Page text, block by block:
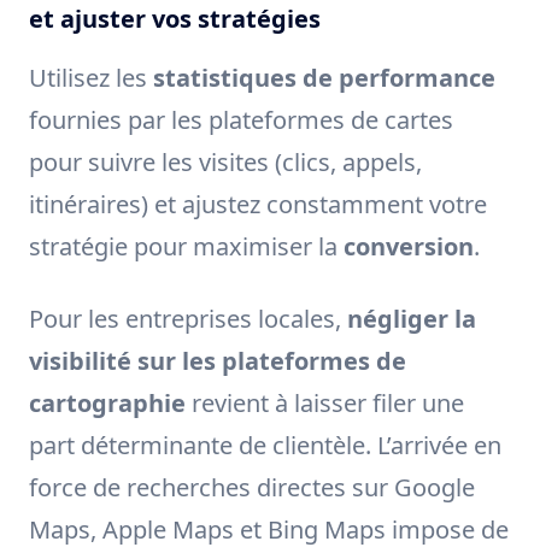
et ajuster vos stratégies
Utilisez les statistiques de performance
fournies par les plateformes de cartes
pour suivre les visites (clics, appels,
itinéraires) et ajustez constamment votre
stratégie pour maximiser la conversion.
Pour les entreprises locales, négliger la
visibilité sur les plateformes de
cartographie revient à laisser filer une
part déterminante de clientèle. L’arrivée en
force de recherches directes sur Google
Maps, Apple Maps et Bing Maps impose de